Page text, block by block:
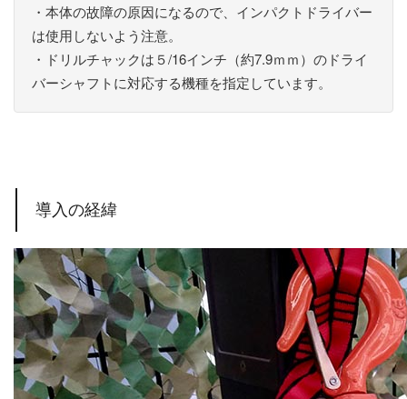
・本体の故障の原因になるので、インパクトドライバー
は使用しないよう注意。
・ドリルチャックは５/16インチ（約7.9ｍｍ）のドライ
バーシャフトに対応する機種を指定しています。
導入の経緯